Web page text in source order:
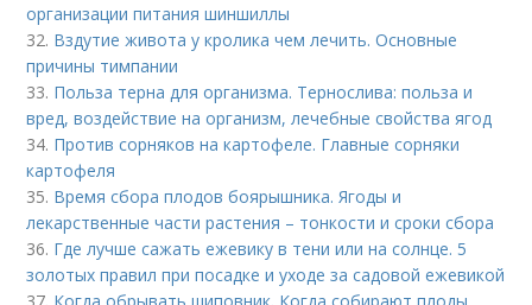
организации питания шиншиллы
32. Вздутие живота у кролика чем лечить. Основные
причины тимпании
33. Польза терна для организма. Тернослива: польза и
вред, воздействие на организм, лечебные свойства ягод
34. Против сорняков на картофеле. Главные сорняки
картофеля
35. Время сбора плодов боярышника. Ягоды и
лекарственные части растения – тонкости и сроки сбора
36. Где лучше сажать ежевику в тени или на солнце. 5
золотых правил при посадке и уходе за садовой ежевикой